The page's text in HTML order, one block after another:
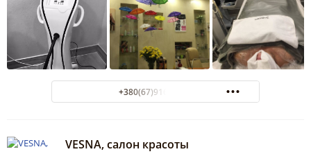
+380(67)916-83-68
VESNA, салон красоты